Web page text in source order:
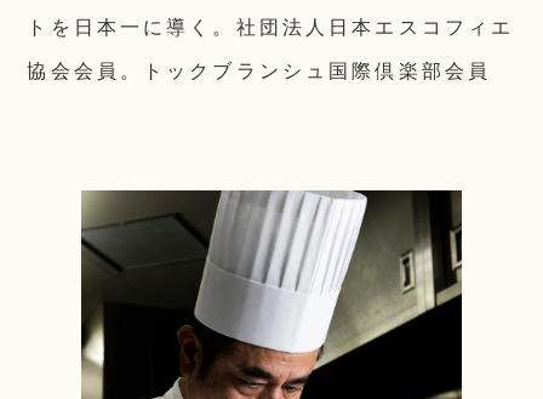
トを日本一に導く。社団法人日本エスコフィエ
協会会員。トックブランシュ国際倶楽部会員